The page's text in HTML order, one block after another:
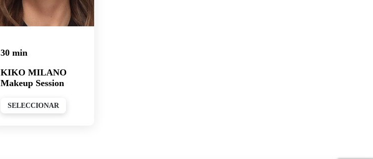
30 min
KIKO MILANO
Makeup Session
SELECCIONAR